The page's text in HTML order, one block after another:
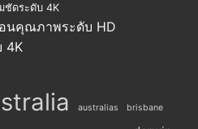
ชัดระดับ 4K
นคุณภาพระดับ HD
4K
australias brisbane